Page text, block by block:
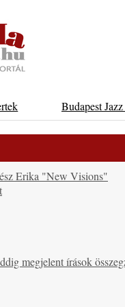
Budapest
Erika "New Visions"
megjelent írások